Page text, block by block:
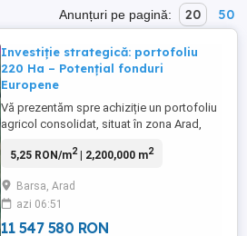
Anunțuri pe pagină: 20 50
Investiție strategică: portofoliu
220 Ha – Potențial fonduri
Europene
Vă prezentăm spre achiziție un portofoliu
agricol consolidat, situat în zona Arad,
instituționali sau exploatații agricole care
programelor de finanțare nerambursabilă.
Suprafață totală: 220 Hectare Structură
teren: * 140 Ha ...
5,25 RON/m2| 2,200,000 m2
Barsa, Arad
azi 06:51
11 547 580 RON